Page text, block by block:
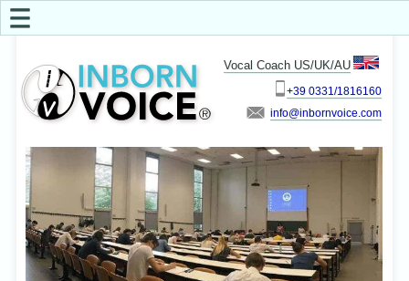
Vocal Coach US/UK/AU
+39 0331/1816160
info
☰